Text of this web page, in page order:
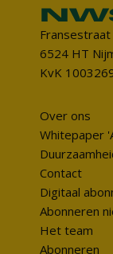
Fransestraat
6524 HT
KvK
Over ons
Whitepaper
Contact
Digitaal
Abonneren
Het team
Abonneren